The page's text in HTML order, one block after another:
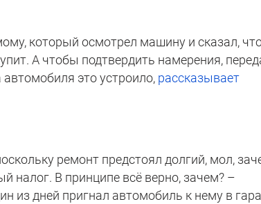
который осмотрел машину и сказал,
А чтобы подтвердить намерения,
это устроило, рассказывает
ремонт предстоял долгий, мол,
налог. В принципе всё верно, зачем? –
из дней пригнал автомобиль к нему в